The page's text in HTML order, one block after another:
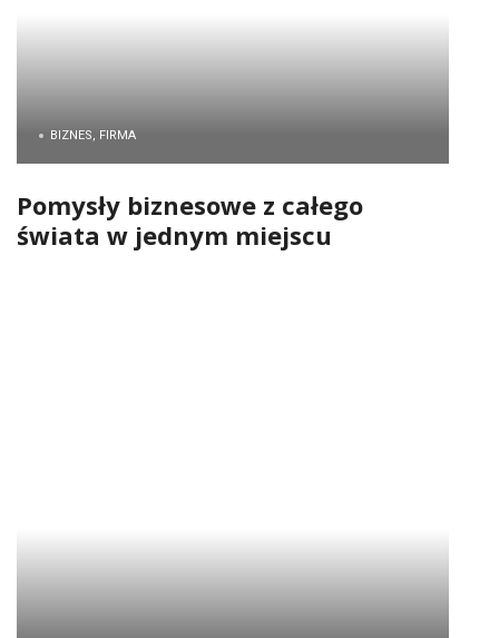
BIZNES, FIRMA
Pomysły biznesowe z całego
świata w jednym miejscu